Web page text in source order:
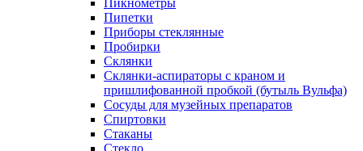
Пикнометры
Пипетки
Приборы стеклянные
Пробирки
Склянки
Склянки-аспираторы с краном и
пришлифованной пробкой (бутыль Вульфа)
Сосуды для музейных препаратов
Спиртовки
Стаканы
Стекло